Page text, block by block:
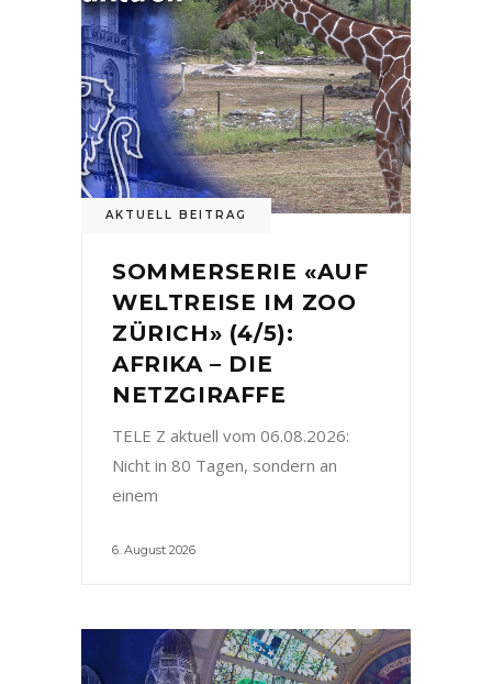
AKTUELL BEITRAG
SOMMERSERIE «AUF
WELTREISE IM ZOO
ZÜRICH» (4/5):
AFRIKA – DIE
NETZGIRAFFE
TELE Z aktuell vom 06.08.2026:
Nicht in 80 Tagen, sondern an
einem
6. August 2026